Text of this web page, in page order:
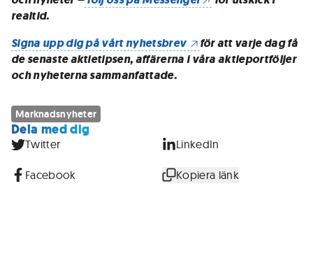
realtid.
Signa upp dig på vårt nyhetsbrev
för att varje dag få
de senaste aktietipsen, affärerna i våra aktieportföljer
och nyheterna sammanfattade.
Marknadsnyheter
Dela med dig
Twitter LinkedIn
Facebook Kopiera länk